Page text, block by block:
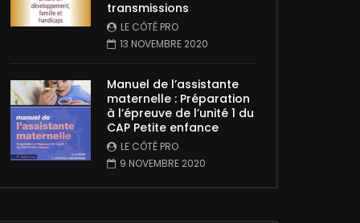
transmissions
LE CÔTÉ PRO
13 NOVEMBRE 2020
Manuel de l’assistante
maternelle : Préparation
à l’épreuve de l’unité 1 du
CAP Petite enfance
LE CÔTÉ PRO
9 NOVEMBRE 2020